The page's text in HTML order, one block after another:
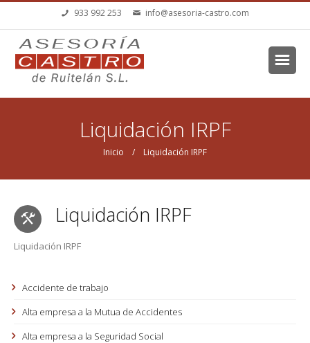
Pasar al contenido principal
933 992 253 info@asesoria-castro.com
Liquidación IRPF
Inicio / Liquidación IRPF
Liquidación IRPF
Liquidación IRPF
Accidente de trabajo
Alta empresa a la Mutua de Accidentes
Alta empresa a la Seguridad Social